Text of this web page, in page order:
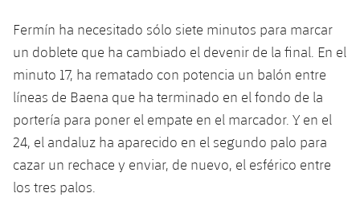
Accesibilidad
Acreditaciones
Instalaciones
SUB8 B
Fotos
Historia
Palmarés
Fotos
Infantil A
Infantil B
Entradas
Resultados
Clasificaciones
Jugadors
Calendario
Jugadores
Clasificaciones
Actualidad
Juvenil
Cadete
Infantil
Campus Verano
Primer equipo
plusicon
más
Actualidad
Barça Atlètic
plusicon
más
Fermín ha necesitado sólo siete minutos para marcar
un doblete que ha cambiado el devenir de la final. En el
minuto 17, ha rematado con potencia un balón entre
líneas de Baena que ha terminado en el fondo de la
portería para poner el empate en el marcador. Y en el
24, el andaluz ha aparecido en el segundo palo para
cazar un rechace y enviar, de nuevo, el esférico entre
los tres palos.